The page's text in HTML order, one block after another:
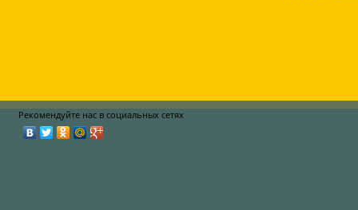
Рекомендуйте нас в социальных сетях